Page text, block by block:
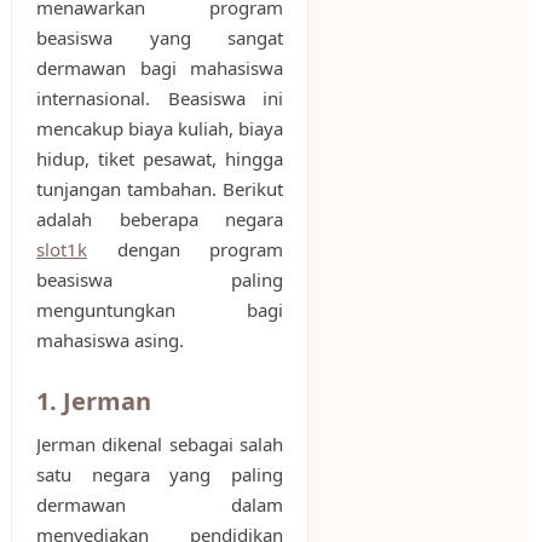
menawarkan program
beasiswa yang sangat
dermawan bagi mahasiswa
internasional. Beasiswa ini
mencakup biaya kuliah, biaya
hidup, tiket pesawat, hingga
tunjangan tambahan. Berikut
adalah beberapa negara
slot1kdengan program
beasiswa paling
menguntungkan bagi
mahasiswa asing.
1. Jerman
Jerman dikenal sebagai salah
satu negara yang paling
dermawan dalam
menyediakan pendidikan